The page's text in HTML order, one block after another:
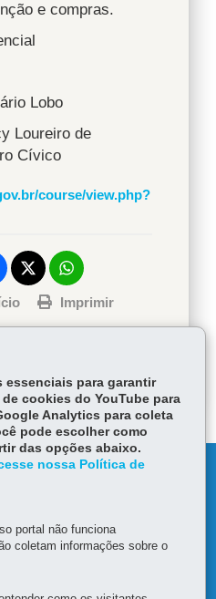
e compras.
Lobo
Loureiro de
Cívico
course/view.php?
Facebook
TwitterImprimir
essenciais para garantir
cookies do YouTube para
Analytics para coleta
pode escolher como
das opções abaixo.
nossa Política de
portal não funciona
coletam informações sobre o